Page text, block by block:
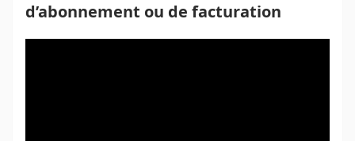
d’abonnement ou de facturation